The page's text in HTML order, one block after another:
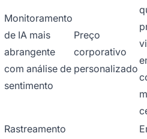
Monitoramento
de IA mais
abrangente
com análise de
sentimento
Preço
corporativo
personalizado
Rastreamento